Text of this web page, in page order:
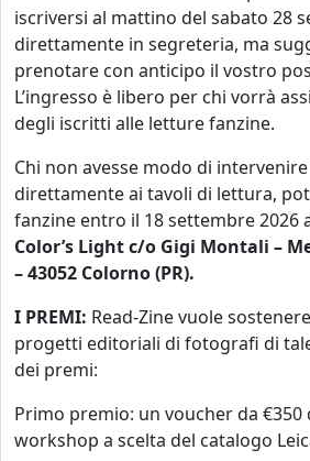
iscriversi al mattino del sabato 28
direttamente in segreteria, ma
prenotare con anticipo il vostro
L’ingresso è libero per chi vorrà
degli iscritti alle letture fanzine.
Chi non avesse modo di
direttamente ai tavoli di lettura,
fanzine entro il 18 settembre 2026
Color’s Light c/o Gigi Montali –
– 43052 Colorno (PR).
I PREMI: Read-Zine vuole
progetti editoriali di fotografi di
dei premi:
Primo premio: un voucher da
workshop a scelta del catalogo